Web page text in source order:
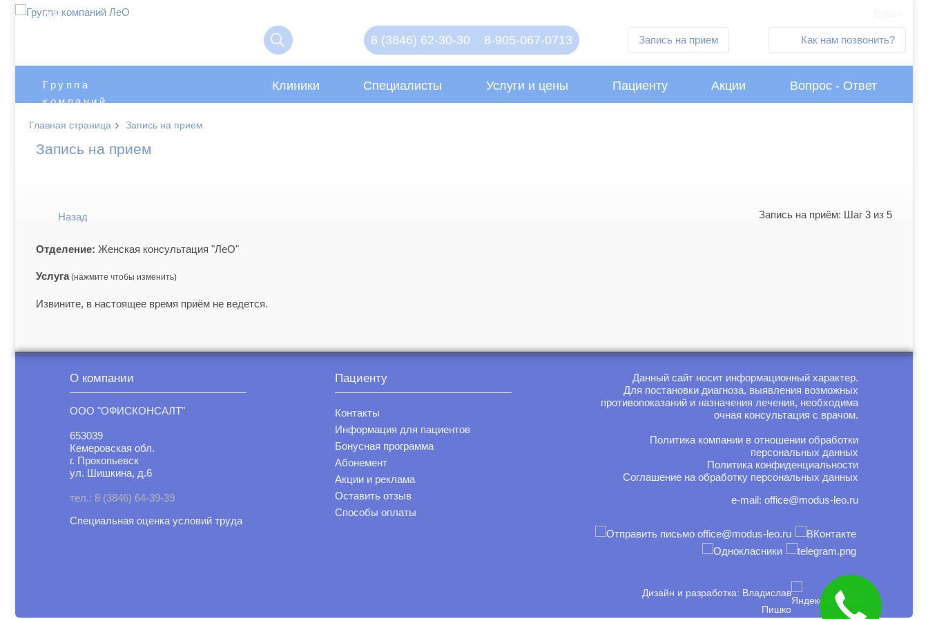
AA
Группа
компаний
8 (3846) 62-30-30 8-905-067-0713 Запись на прием Как нам позвонить?
Клиники Специалисты Услуги и цены Пациенту Акции Вопрос - Ответ
Главная страница › Запись на прием
Запись на прием
Назад Запись на приём: Шаг 3 из 5
Отделение: Женская консультация "ЛеО"
Услуга
Извините, в настоящее время приём не ведется.
О компании
ООО "ОФИСКОНСАЛТ"
653039
Кемеровская обл.
г. Прокопьевск
ул. Шишкина, д.6
тел.: 8 (3846) 64-39-39
Специальная оценка условий труда
Пациенту
Контакты
Информация для пациентов
Бонусная программа
Абонемент
Акции и реклама
Оставить отзыв
Способы оплаты
Данный сайт носит информационный характер.
Для постановки диагноза, выявления возможных
противопоказаний и назначения лечения, необходима
очная консультация с врачом.
Политика компании в отношении обработки
персональных данных
Политика конфиденциальности
Соглашение на обработку персональных данных
e-mail: office@modus-leo.ru
Дизайн и разработка: Владислав
Пишко